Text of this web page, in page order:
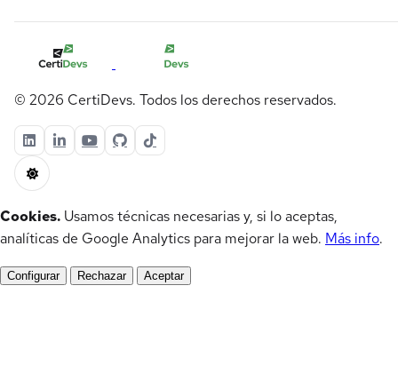
© 2026 CertiDevs. Todos los derechos reservados.
Cookies. Usamos técnicas necesarias y, si lo aceptas,
analíticas de Google Analytics para mejorar la web. Más info.
Configurar Rechazar Aceptar